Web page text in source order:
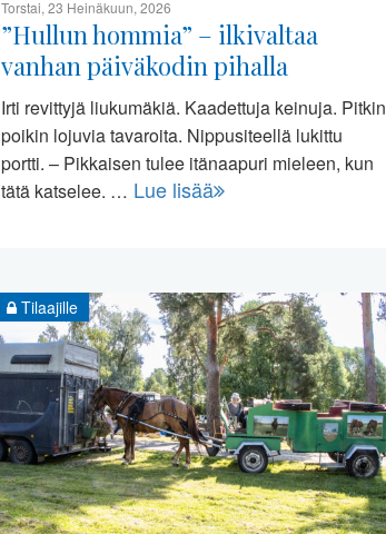
Torstai, 23 Heinäkuun, 2026
”Hullun hommia” – ilkivaltaa
vanhan päiväkodin pihalla
Irti revittyjä liukumäkiä. Kaadettuja keinuja. Pitkin
poikin lojuvia tavaroita. Nippusiteellä lukittu
portti. – Pikkaisen tulee itänaapuri mieleen, kun
tätä katselee. … Lue lisää
Tilaajille